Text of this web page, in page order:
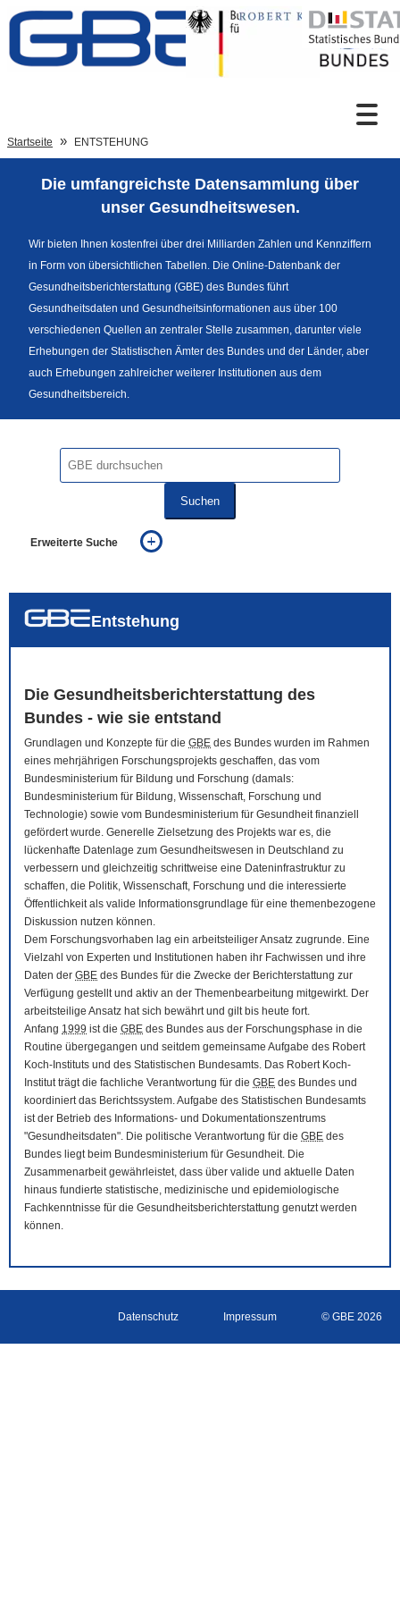
Zum Inhalt
Sprachumschaltung
Fußzeile
Startseite ENTSTEHUNG
Die umfangreichste Datensammlung über
unser Gesundheitswesen.
Wir bieten Ihnen kostenfrei über drei Milliarden Zahlen und Kennziffern
in Form von übersichtlichen Tabellen. Die Online-Datenbank der
Gesundheitsberichterstattung (GBE) des Bundes führt
Gesundheitsdaten und Gesundheitsinformationen aus über 100
verschiedenen Quellen an zentraler Stelle zusammen, darunter viele
Erhebungen der Statistischen Ämter des Bundes und der Länder, aber
auch Erhebungen zahlreicher weiterer Institutionen aus dem
Gesundheitsbereich.
Suchen
Erweiterte Suche
auch in allen Texten suchen (Volltextsuche)
Entstehung
Die Gesundheitsberichterstattung des
Bundes - wie sie entstand
Grundlagen und Konzepte für die GBE des Bundes wurden im Rahmen
eines mehrjährigen Forschungsprojekts geschaffen, das vom
Bundesministerium für Bildung und Forschung (damals:
Bundesministerium für Bildung, Wissenschaft, Forschung und
Technologie) sowie vom Bundesministerium für Gesundheit finanziell
gefördert wurde. Generelle Zielsetzung des Projekts war es, die
lückenhafte Datenlage zum Gesundheitswesen in Deutschland zu
verbessern und gleichzeitig schrittweise eine Dateninfrastruktur zu
schaffen, die Politik, Wissenschaft, Forschung und die interessierte
Öffentlichkeit als valide Informationsgrundlage für eine themenbezogene
Diskussion nutzen können.
Dem Forschungsvorhaben lag ein arbeitsteiliger Ansatz zugrunde. Eine
Vielzahl von Experten und Institutionen haben ihr Fachwissen und ihre
Daten der GBE des Bundes für die Zwecke der Berichterstattung zur
Verfügung gestellt und aktiv an der Themenbearbeitung mitgewirkt. Der
arbeitsteilige Ansatz hat sich bewährt und gilt bis heute fort.
Anfang 1999 ist die GBE des Bundes aus der Forschungsphase in die
Routine übergegangen und seitdem gemeinsame Aufgabe des Robert
Koch-Instituts und des Statistischen Bundesamts. Das Robert Koch-
Institut trägt die fachliche Verantwortung für die GBE des Bundes und
koordiniert das Berichtssystem. Aufgabe des Statistischen Bundesamts
ist der Betrieb des Informations- und Dokumentationszentrums
"Gesundheitsdaten". Die politische Verantwortung für die GBE des
Bundes liegt beim Bundesministerium für Gesundheit. Die
Zusammenarbeit gewährleistet, dass über valide und aktuelle Daten
hinaus fundierte statistische, medizinische und epidemiologische
Fachkenntnisse für die Gesundheitsberichterstattung genutzt werden
können.
Datenschutz Impressum © GBE 2026